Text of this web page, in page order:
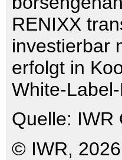
RENIXX
investierbar
erfolgt in
White-
Quelle: IWR
© IWR, 2026